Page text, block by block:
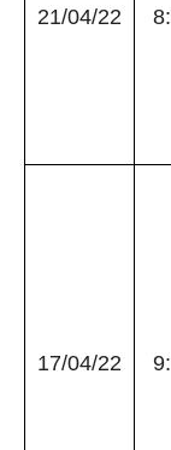
21/04/22
17/04/22